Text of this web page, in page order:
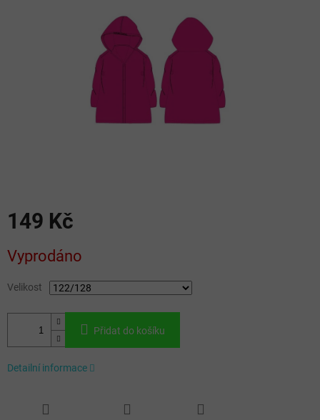
hvězdiček.
149 Kč
cena:
Vyprodáno
Velikost
Přidat do košíku
Detailní informace